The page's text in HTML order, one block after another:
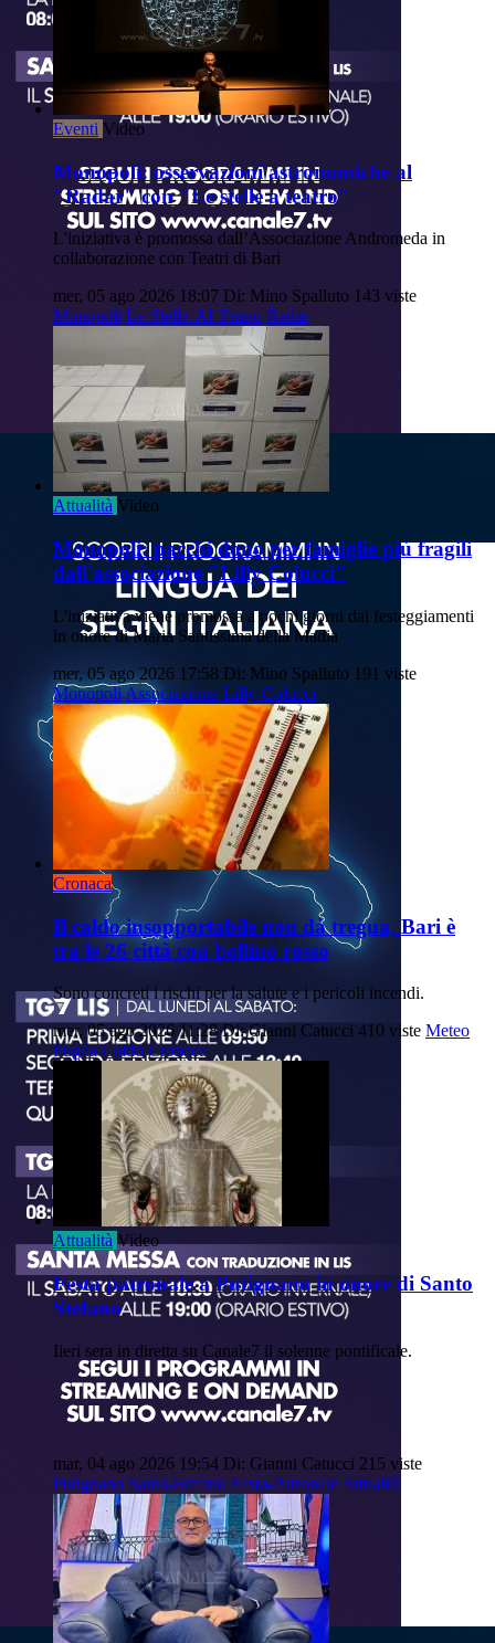
Eventi Video
Monopoli: osservazioni astronomiche al
"Radar" con "Le stelle a teatro"
L'iniziativa è promossa dall’Associazione Andromeda in
collaborazione con Teatri di Bari
mer, 05 ago 2026 18:07 Di: Mino Spalluto 143 viste
Monopoli Le-Stelle-Al-Teatro Radar
Attualità Video
Monopoli: pacchi dono per famiglie più fragili
dall'associazione "Lilly Colucci"
L'iniziativa viene promossa a pochi giorni dai festeggiamenti
in onore di Maria Santissima della Madia
mer, 05 ago 2026 17:58 Di: Mino Spalluto 191 viste
MonopoliAssociazione-Lilly-Colucci
Cronaca
Il caldo insopportabile non dà tregua, Bari è
tra le 26 città con bollino rosso
Sono concreti i rischi per la salute e i pericoli incendi.
mer, 05 ago 2026 11:28 Di: Gianni Catucci 410 viste Meteo
Puglia Caldo Cronaca
Attualità Video
Festa patronale a Putignano in onore di Santo
Stefano
Iieri sera in diretta su Canale7 il solenne pontificale.
mar, 04 ago 2026 19:54 Di: Gianni Catucci 215 viste
Putignano Santo-Stefano Festa-Patronale Attualità